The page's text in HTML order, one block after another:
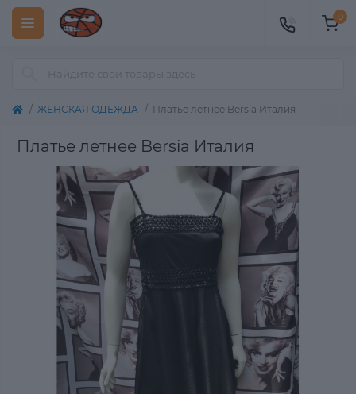
0
ЖЕНСКАЯ ОДЕЖДА Платье летнее Bersia Италия
Платье летнее Bersia Италия